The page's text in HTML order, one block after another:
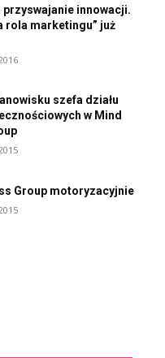
innowacji.
rola marketingu” już
szefa działu
w Mind
Group motoryzacyjnie